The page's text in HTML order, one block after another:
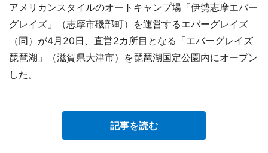
アメリカンスタイルのオートキャンプ場「伊勢志摩エバー
グレイズ」（志摩市磯部町）を運営するエバーグレイズ
（同）が4月20日、直営2カ所目となる「エバーグレイズ
琵琶湖」（滋賀県大津市）を琵琶湖国定公園内にオープン
した。
記事を読む